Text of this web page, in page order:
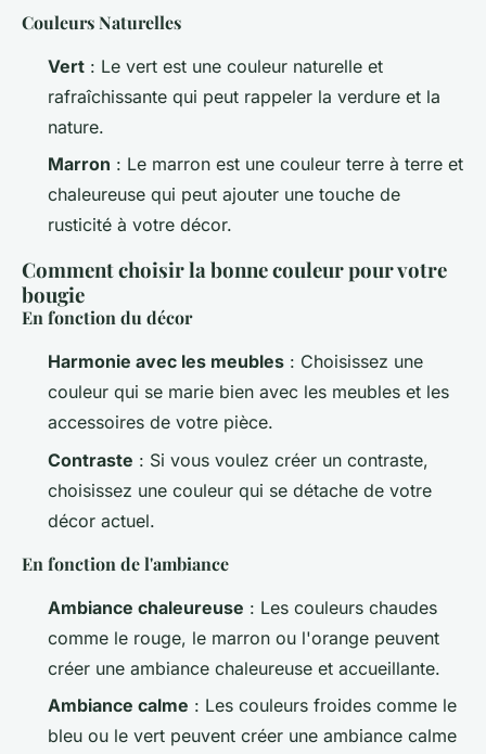
Couleurs Naturelles
Vert : Le vert est une couleur naturelle et
rafraîchissante qui peut rappeler la verdure et la
nature.
Marron : Le marron est une couleur terre à terre et
chaleureuse qui peut ajouter une touche de
rusticité à votre décor.
Comment choisir la bonne couleur pour votre
bougie
En fonction du décor
Harmonie avec les meubles : Choisissez une
couleur qui se marie bien avec les meubles et les
accessoires de votre pièce.
Contraste : Si vous voulez créer un contraste,
choisissez une couleur qui se détache de votre
décor actuel.
En fonction de l'ambiance
Ambiance chaleureuse : Les couleurs chaudes
comme le rouge, le marron ou l'orange peuvent
créer une ambiance chaleureuse et accueillante.
Ambiance calme : Les couleurs froides comme le
bleu ou le vert peuvent créer une ambiance calme